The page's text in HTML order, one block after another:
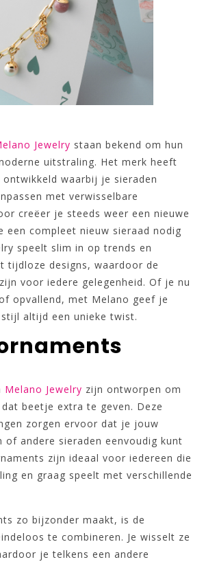
Jewelry staan bekend om hun
uitstraling. Het merk heeft
waarbij je sieraden
met verwisselbare
creëer je steeds weer een nieuwe
een compleet nieuw sieraad nodig
speelt slim in op trends en
tijdloze designs, waardoor de
voor iedere gelegenheid. Of je nu
opvallend, met Melano geef je
altijd een unieke twist.
Melano Jewelry zijn ontworpen om
beetje extra te geven. Deze
zorgen ervoor dat je jouw
of andere sieraden eenvoudig kunt
zijn ideaal voor iedereen die
en graag speelt met verschillende
zo bijzonder maakt, is de
te combineren. Je wisselt ze
je telkens een andere